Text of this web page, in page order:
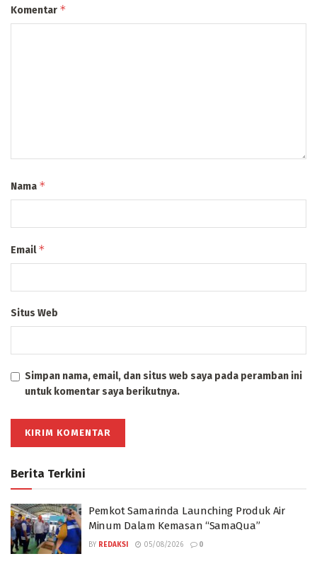
Komentar *
Nama *
Email*
Situs Web
Simpan nama, email, dan situs web saya pada peramban ini
untuk komentar saya berikutnya.
Berita Terkini
Pemkot Samarinda Launching Produk Air
Minum Dalam Kemasan “SamaQua”
BY REDAKSI 05/08/2026 0